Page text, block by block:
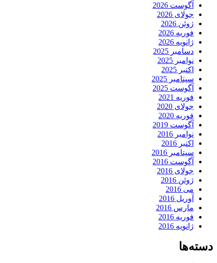
آگوست 2026
جولای 2026
ژوئن 2026
فوریه 2026
ژانویه 2026
دسامبر 2025
نوامبر 2025
اکتبر 2025
سپتامبر 2025
آگوست 2025
فوریه 2021
جولای 2020
فوریه 2020
آگوست 2019
نوامبر 2016
اکتبر 2016
سپتامبر 2016
آگوست 2016
جولای 2016
ژوئن 2016
می 2016
آوریل 2016
مارس 2016
فوریه 2016
ژانویه 2016
دسته‌ها